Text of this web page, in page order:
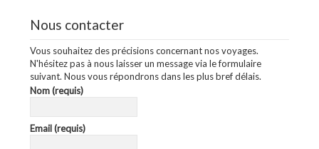
Nous contacter
Vous souhaitez des précisions concernant nos voyages.
N'hésitez pas à nous laisser un message via le formulaire
suivant. Nous vous répondrons dans les plus bref délais.
Nom (requis)
Email (requis)